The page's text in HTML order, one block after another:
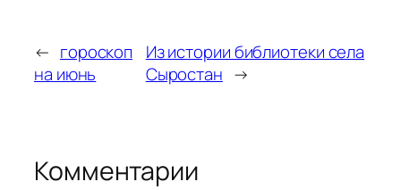
← гороскоп
на июнь
Из истории библиотеки села
Сыростан →
Комментарии